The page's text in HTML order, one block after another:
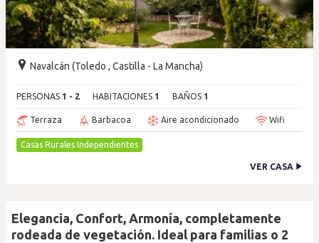
Navalcán (Toledo , Castilla - La Mancha)
PERSONAS 1 - 2 HABITACIONES 1 BAÑOS 1
Terraza Barbacoa Aire acondicionado Wifi
Casas Rurales Independientes
VER CASA
Elegancia, Confort, Armonía, completamente
rodeada de vegetación. Ideal para familias o 2